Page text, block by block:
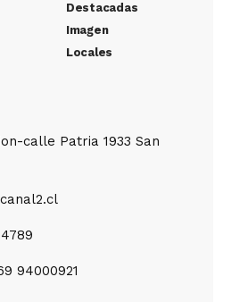
Destacadas
Imagen
Locales
calle Patria 1933 San
94000921